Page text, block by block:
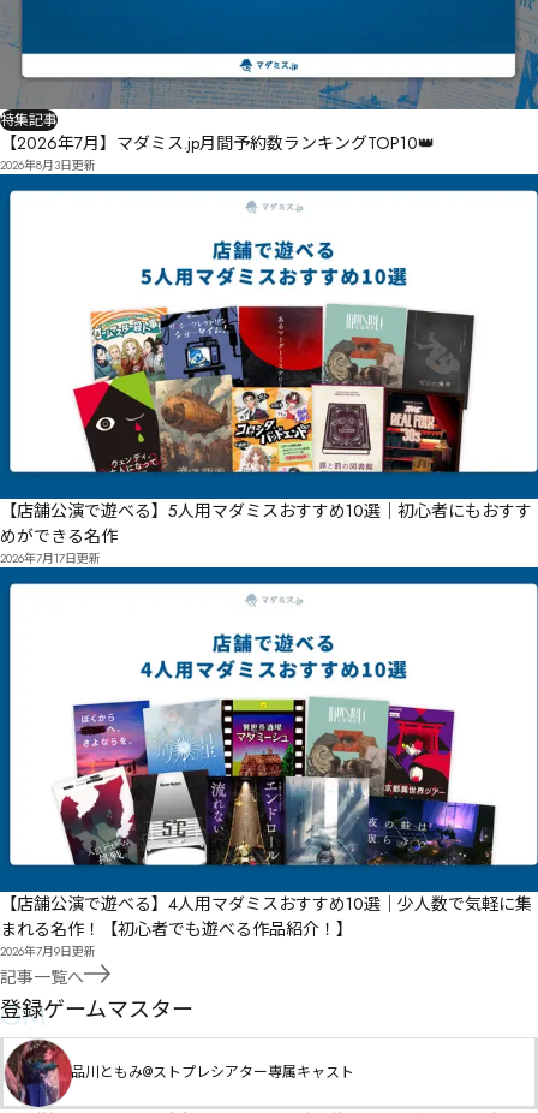
特集記事
【2026年7月】マダミス.jp月間予約数ランキングTOP10👑
2026年8月3日更新
【店舗公演で遊べる】5人用マダミスおすすめ10選｜初心者にもおすす
めができる名作
2026年7月17日更新
【店舗公演で遊べる】4人用マダミスおすすめ10選｜少人数で気軽に集
まれる名作！【初心者でも遊べる作品紹介！】
2026年7月9日更新
記事一覧へ
GM
登録ゲームマスター
品川ともみ@ストプレシアター専属キャスト